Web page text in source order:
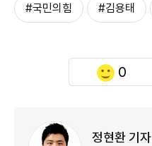
#국민의힘 #김용태
0
정현환 기자